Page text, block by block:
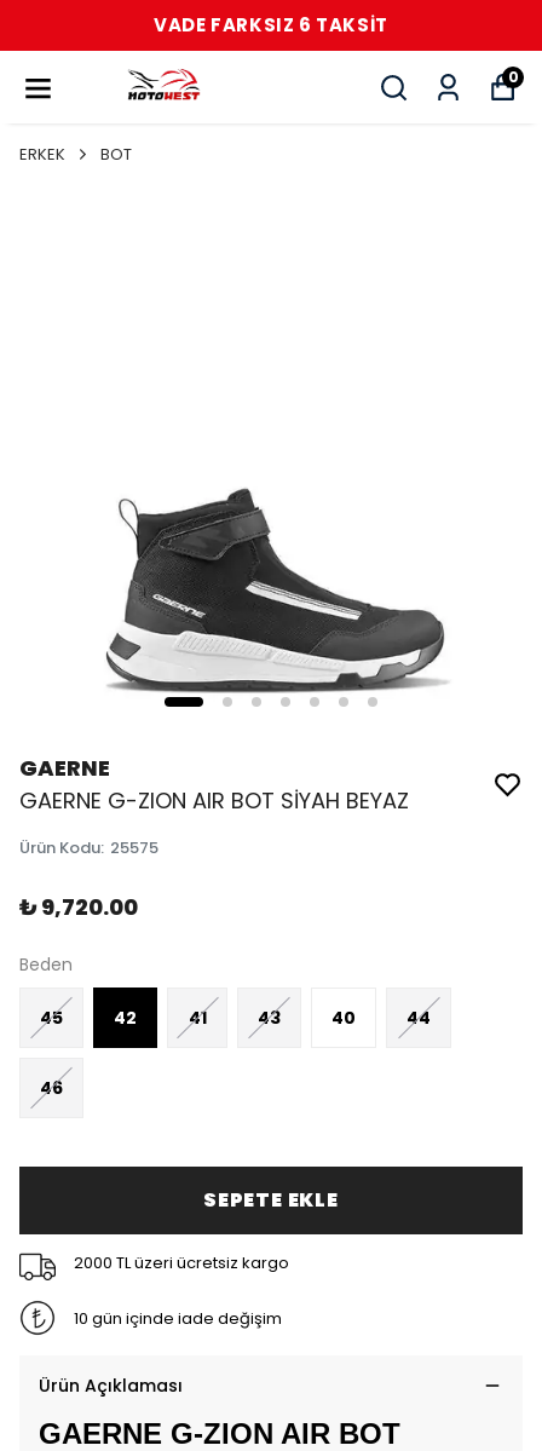
VADE FARKSIZ 6 TAKSİT
0
ERKEK BOT
GAERNE
GAERNE G-ZION AIR BOT SİYAH BEYAZ
Ürün Kodu: 25575
₺ 9,720.00
Beden
45 42 41 43 40 44
46
SEPETE EKLE
2000 TL üzeri ücretsiz kargo
10 gün içinde iade değişim
Ürün Açıklaması
GAERNE G-ZION AIR BOT